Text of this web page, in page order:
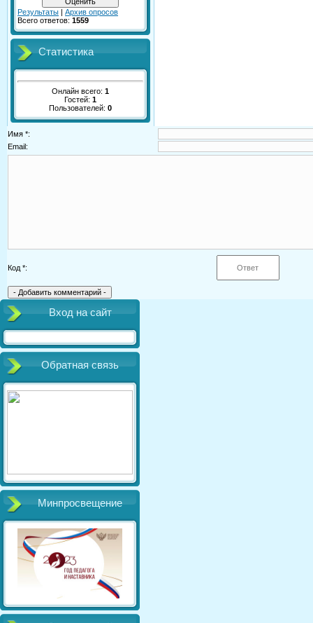
Результаты | Архив опросов
Всего ответов: 1559
Статистика
Онлайн всего: 1
Гостей: 1
Пользователей: 0
Имя *:
Email:
Код *:
Вход на сайт
Обратная связь
Минпросвещение